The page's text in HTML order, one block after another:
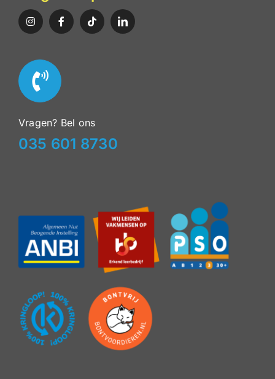
Vragen? Bel ons
035 601 8730